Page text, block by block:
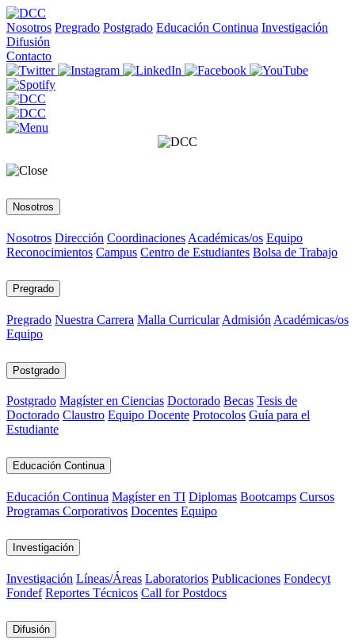
Nosotros Pregrado Postgrado Educación Continua Investigación
Difusión
Contacto
Nosotros
Nosotros Dirección Coordinaciones Académicas/os Equipo
Reconocimientos Campus Centro de Estudiantes Bolsa de Trabajo
Pregrado
Pregrado Nuestra Carrera Malla Curricular Admisión Académicas/os
Equipo
Postgrado
Postgrado Magíster en Ciencias Doctorado Becas Tesis de
Doctorado Claustro Equipo Docente Protocolos Guía para el
Estudiante
Educación Continua
Educación Continua Magíster en TI Diplomas Bootcamps Cursos
Programas Corporativos Docentes Equipo
Investigación
Investigación Líneas/Áreas Laboratorios Publicaciones Fondecyt
Fondef Reportes Técnicos Call for Postdocs
Difusión